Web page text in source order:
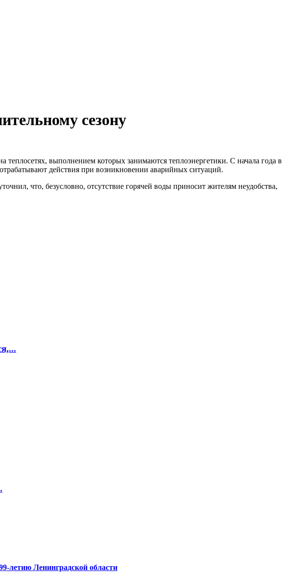
сезону
выполнением которых занимаются теплоэнергетики. С начала года в
действия при возникновении аварийных ситуаций.
что, безусловно, отсутствие горячей воды приносит жителям неудобства,
летию Ленинградской области